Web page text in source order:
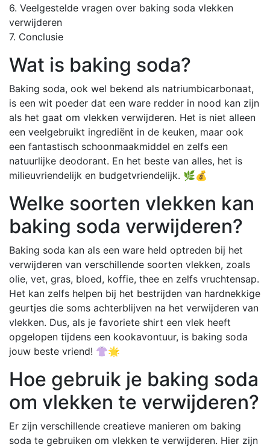
6. Veelgestelde vragen over baking soda vlekken
verwijderen
7. Conclusie
Wat is baking soda?
Baking soda, ook wel bekend als natriumbicarbonaat,
is een wit poeder dat een ware redder in nood kan zijn
als het gaat om vlekken verwijderen. Het is niet alleen
een veelgebruikt ingrediënt in de keuken, maar ook
een fantastisch schoonmaakmiddel en zelfs een
natuurlijke deodorant. En het beste van alles, het is
milieuvriendelijk en budgetvriendelijk. 🌿💰
Welke soorten vlekken kan
baking soda verwijderen?
Baking soda kan als een ware held optreden bij het
verwijderen van verschillende soorten vlekken, zoals
olie, vet, gras, bloed, koffie, thee en zelfs vruchtensap.
Het kan zelfs helpen bij het bestrijden van hardnekkige
geurtjes die soms achterblijven na het verwijderen van
vlekken. Dus, als je favoriete shirt een vlek heeft
opgelopen tijdens een kookavontuur, is baking soda
jouw beste vriend! 👚🌟
Hoe gebruik je baking soda
om vlekken te verwijderen?
Er zijn verschillende creatieve manieren om baking
soda te gebruiken om vlekken te verwijderen. Hier zijn